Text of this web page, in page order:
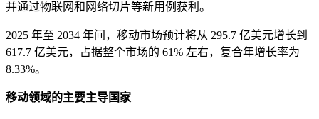
并通过物联网和网络切片等新用例获利。
2025 年至 2034 年间，移动市场预计将从 295.7 亿美元增长到
617.7 亿美元，占据整个市场的 61% 左右，复合年增长率为
8.33%。
移动领域的主要主导国家